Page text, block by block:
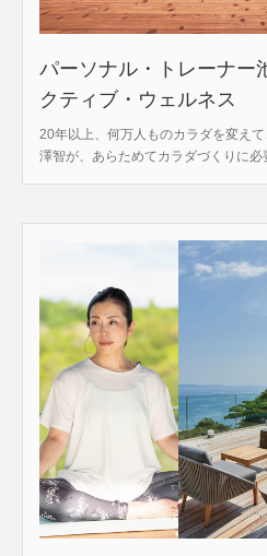
パーソナル・トレーナー
クティブ・ウェルネス
20年以上、何万人ものカラダを変え
澤智が、あらためてカラダづくりに必